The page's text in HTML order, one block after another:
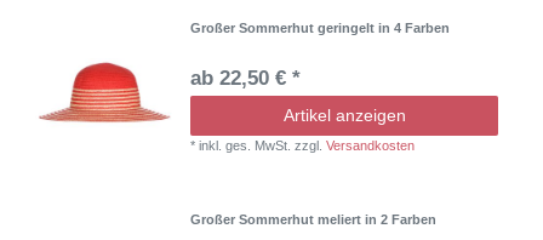
Großer Sommerhut geringelt in 4 Farben
ab 22,50 € *
Artikel anzeigen
*inkl. ges. MwSt. zzgl.Versandkosten
Großer Sommerhut meliert in 2 Farben